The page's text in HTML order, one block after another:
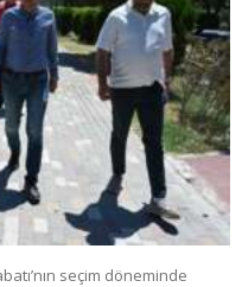
seçim döneminde